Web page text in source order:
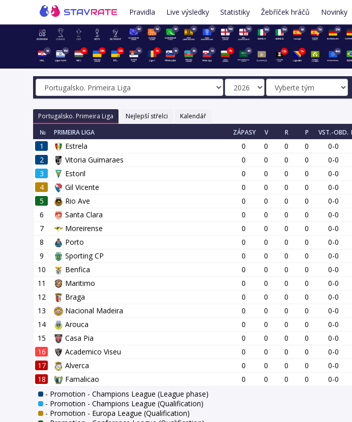
Pravidla Live výsledky Statistiky Žebříček hráčů Novinky
4d 4d 4d 4d 4d 14d 7d 15d 15d 8d 7d 21d
1d 15d 4h 23h 22h 1d 7h 1d 8d 1d 7h 6d 12h 7h 40d
Portugalsko. Primeira Liga Nejlepší střelci
Kalendář
№
PRIMEIRA LIGA ZÁPASY V R P VST.-OBD.
1 Estrela 0 0 0 0 0-0
2
Vitoria Guimaraes 0 0 0 0 0-0
3
Estoril 0 0 0 0 0-0
4
Gil Vicente 0 0 0 0 0-0
5
Rio Ave 0 0 0 0 0-0
6
Santa Clara 0 0 0 0 0-0
7
Moreirense 0 0 0 0 0-0
8
Porto 0 0 0 0 0-0
9
Sporting CP 0 0 0 0 0-0
10
Benfica 0 0 0 0 0-0
11
Maritimo 0 0 0 0 0-0
12
Braga 0 0 0 0 0-0
13
Nacional Madeira 0 0 0 0 0-0
14
Arouca 0 0 0 0 0-0
15
Casa Pia 0 0 0 0 0-0
16
Academico Viseu 0 0 0 0 0-0
17
Alverca 0 0 0 0 0-0
18
Famalicao 0 0 0 0 0-0
- Promotion - Champions League (League phase)
- Promotion - Champions League (Qualification)
- Promotion - Europa League (Qualification)